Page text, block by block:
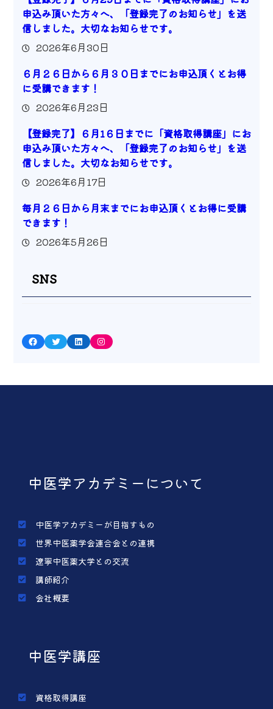
申込み頂いた方々へ、「登録完了のお知らせ」を送
信しました。大切なお知らせです。
2026年6月30日
６月２６日から６月３０日までにお申込頂くとお得
に受講できます！
2026年6月23日
【登録完了】６月1６日までに「資格取得講座」にお
申込み頂いた方々へ、「登録完了のお知らせ」を送
信しました。大切なお知らせです。
2026年6月17日
毎月２６日から月末までにお申込頂くとお得に受講
できます！
2026年5月26日
SNS
Facebook Twitter LinkedIn Instagram
中医学アカデミーについて
中医学アカデミーが目指すもの
世界中医薬学会連合会との連携
遼寧中医薬大学との交流
講師紹介
会社概要
中医学講座
資格取得講座